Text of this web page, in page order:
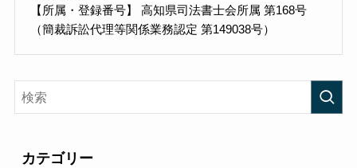
【所属・登録番号】 高知県司法書士会所属 第168号
（簡裁訴訟代理等関係業務認定 第149038号）
カテゴリー